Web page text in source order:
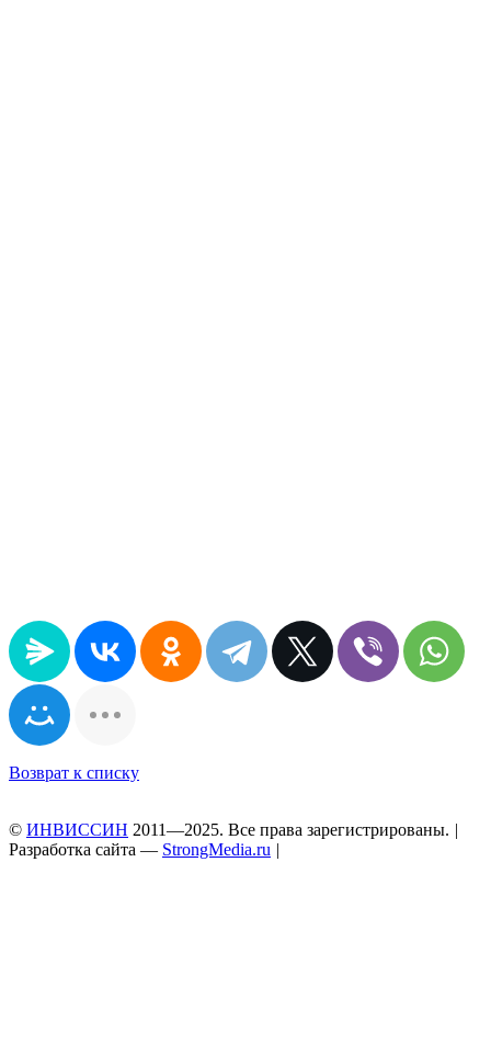
Возврат к списку
© ИНВИССИН 2011—2025. Все права зарегистрированы. |
Разработка сайта — StrongMedia.ru |